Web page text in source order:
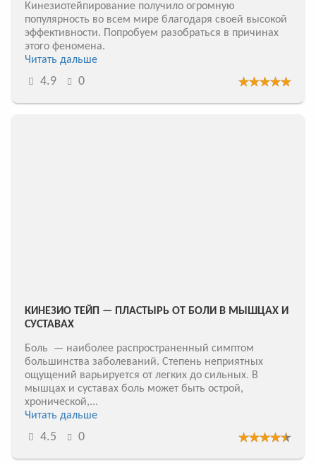
Кинезиотейпирование получило огромную
популярность во всем мире благодаря своей высокой
эффективности. Попробуем разобраться в причинах
этого феномена.
Читать дальше
4.9 0
КИНЕЗИО ТЕЙП — ПЛАСТЫРЬ ОТ БОЛИ В МЫШЦАХ И
СУСТАВАХ
Боль — наиболее распространенный симптом
большинства заболеваний. Степень неприятных
ощущений варьируется от легких до сильных. В
мышцах и суставах боль может быть острой,
хронической,...
Читать дальше
4.5 0